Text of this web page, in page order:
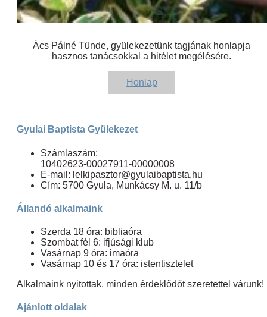
Ács Pálné Tünde, gyülekezetünk tagjának honlapja
hasznos tanácsokkal a hitélet megélésére.
Honlap
Gyulai Baptista Gyülekezet
Számlaszám:
10402623-00027911-00000008
E-mail: lelkipasztor@gyulaibaptista.hu
Cím: 5700 Gyula, Munkácsy M. u. 11/b
Állandó alkalmaink
Szerda 18 óra: bibliaóra
Szombat fél 6: ifjúsági klub
Vasárnap 9 óra: imaóra
Vasárnap 10 és 17 óra: istentisztelet
Alkalmaink nyitottak, minden érdeklődőt szeretettel várunk!
Ajánlott oldalak